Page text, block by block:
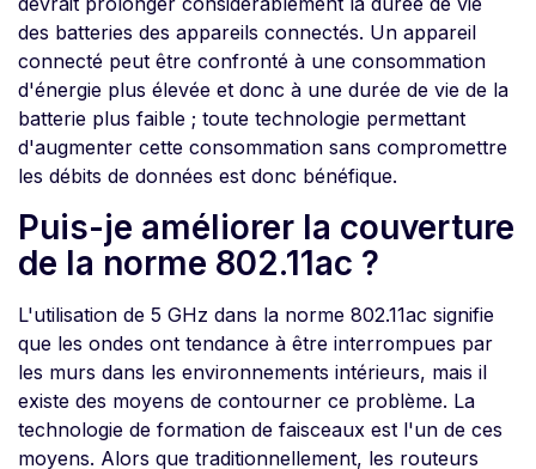
des batteries des appareils connectés. Un appareil
connecté peut être confronté à une consommation
d'énergie plus élevée et donc à une durée de vie de la
batterie plus faible ; toute technologie permettant
d'augmenter cette consommation sans compromettre
les débits de données est donc bénéfique.
Puis-je améliorer la couverture
de la norme 802.11ac ?
L'utilisation de 5 GHz dans la norme 802.11ac signifie
que les ondes ont tendance à être interrompues par
les murs dans les environnements intérieurs, mais il
existe des moyens de contourner ce problème. La
technologie de formation de faisceaux est l'un de ces
moyens. Alors que traditionnellement, les routeurs